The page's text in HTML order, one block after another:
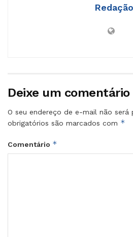
Redação
Deixe um comentário
O seu endereço de e-mail não será
obrigatórios são marcados com *
Comentário *